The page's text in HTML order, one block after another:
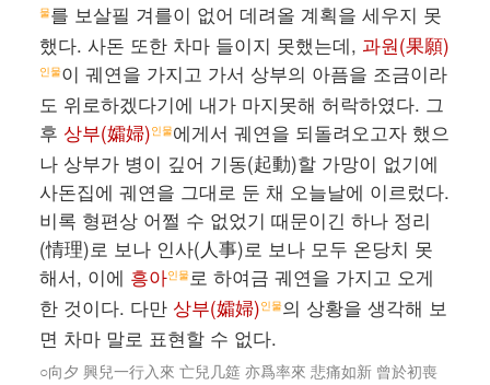
물를 보살필 겨를이 없어 데려올 계획을 세우지 못
했다. 사돈 또한 차마 들이지 못했는데, 과원(果願)
인물이 궤연을 가지고 가서 상부의 아픔을 조금이라
도 위로하겠다기에 내가 마지못해 허락하였다. 그
후 상부(孀婦)인물에게서 궤연을 되돌려오고자 했으
나 상부가 병이 깊어 기동(起動)할 가망이 없기에
사돈집에 궤연을 그대로 둔 채 오늘날에 이르렀다.
비록 형편상 어쩔 수 없었기 때문이긴 하나 정리
(情理)로 보나 인사(人事)로 보나 모두 온당치 못
해서, 이에 흥아인물로 하여금 궤연을 가지고 오게
한 것이다. 다만 상부(孀婦)인물의 상황을 생각해 보
면 차마 말로 표현할 수 없다.
○向夕 興兒一行入來 亡兒几筵 亦爲率來 悲痛如新 曾於初喪